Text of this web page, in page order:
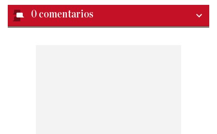
0 comentarios